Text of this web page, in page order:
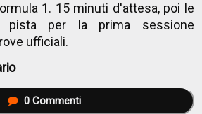
1. 15 minuti d'attesa, poi le
pista per la prima sessione
ufficiali.
0Commenti